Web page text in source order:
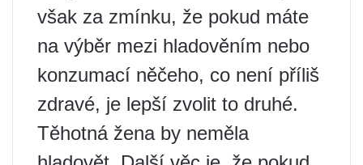
však za zmínku, že pokud máte
na výběr mezi hladověním nebo
konzumací něčeho, co není příliš
zdravé, je lepší zvolit to druhé.
Těhotná žena by neměla